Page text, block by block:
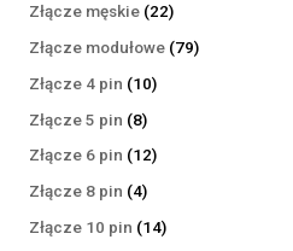
Złącze męskie 2222
produkty
Złącze modułowe 7979
Złącze 4 pin 1010
Złącze 5 pin 88
produktów
Złącze 6 pin 1212
Złącze 8 pin 44
produkty
Złącze 10 pin 1414